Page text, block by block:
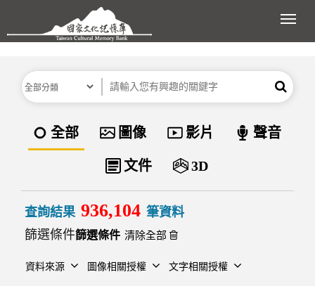
跳到主要內容區塊
展
分類 關鍵字 搜尋
資料類型
全部 圖像 影片 聲音
文件 3D
查詢結果 936,104 筆資料
篩選條件
清除全部
資料來源 圖像相關授權 文字相關授權